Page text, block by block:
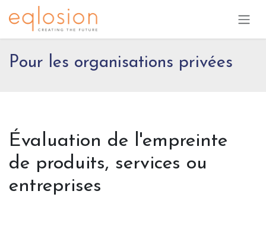
Se rendre au contenu
Pour les organisations privées
Évaluation de l'empreinte
de produits, services ou
entreprises